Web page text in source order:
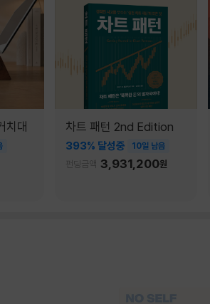
치대 차트 패턴 2nd Edition
393% 달성중 10일 남음
펀딩금액 3,931,200원